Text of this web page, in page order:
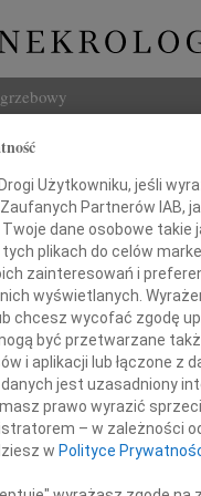
Składamy najszczersze
wyrazy współczucia
Joasi Racewicz
Użytkowniku, jeśli
Partnerów IAB,
dane osobowe takie
plikach do celów
zainteresowań i
wyświetlanych.
chcesz wycofać zgodę
być przetwarzane
i aplikacji lub łączone z
jest uzasadniony
prawo wyrazić
– w zależności
w Polityce